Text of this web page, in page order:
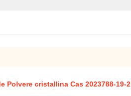
Polvere cristallina Cas 2023788-19-2